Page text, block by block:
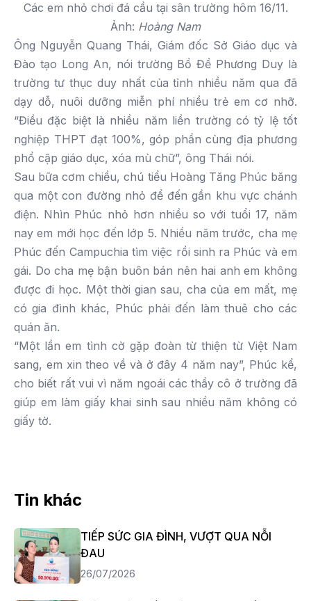
Các em nhỏ chơi đá cầu tại sân trường hôm 16/11.
Ảnh: Hoàng Nam
Ông Nguyễn Quang Thái, Giám đốc Sở Giáo dục và
Đào tạo Long An, nói trường Bồ Đề Phương Duy là
trường tư thục duy nhất của tỉnh nhiều năm qua đã
dạy dỗ, nuôi dưỡng miễn phí nhiều trẻ em cơ nhỡ.
“Điều đặc biệt là nhiều năm liền trường có tỷ lệ tốt
nghiệp THPT đạt 100%, góp phần cùng địa phương
phổ cập giáo dục, xóa mù chữ”, ông Thái nói.
Sau bữa cơm chiều, chú tiểu Hoàng Tăng Phúc băng
qua một con đường nhỏ để đến gần khu vực chánh
điện. Nhìn Phúc nhỏ hơn nhiều so với tuổi 17, năm
nay em mới học đến lớp 5. Nhiều năm trước, cha mẹ
Phúc đến Campuchia tìm việc rồi sinh ra Phúc và em
gái. Do cha mẹ bận buôn bán nên hai anh em không
được đi học. Một thời gian sau, cha của em mất, mẹ
có gia đình khác, Phúc phải đến làm thuê cho các
quán ăn.
“Một lần em tình cờ gặp đoàn từ thiện từ Việt Nam
sang, em xin theo về và ở đây 4 năm nay”, Phúc kể,
cho biết rất vui vì năm ngoái các thầy cô ở trường đã
giúp em làm giấy khai sinh sau nhiều năm không có
giấy tờ.
Tin khác
TIẾP SỨC GIA ĐÌNH, VƯỢT QUA NỖI
ĐAU
26/07/2026